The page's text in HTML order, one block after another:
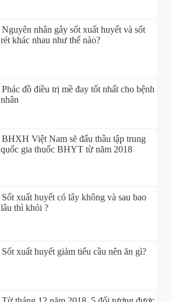
Nguyên nhân gây sốt xuất huyết và sốt
rét khác nhau như thế nào?
Phác đồ điều trị mề đay tốt nhất cho bệnh
nhân
BHXH Việt Nam sẽ đấu thầu tập trung
quốc gia thuốc BHYT từ năm 2018
Sốt xuất huyết có lây không và sau bao
lâu thì khỏi ?
Sốt xuất huyết giảm tiểu cầu nên ăn gì?